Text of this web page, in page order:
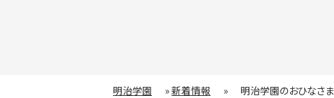
明治学園 »新着情報 » 明治学園のおひなさま